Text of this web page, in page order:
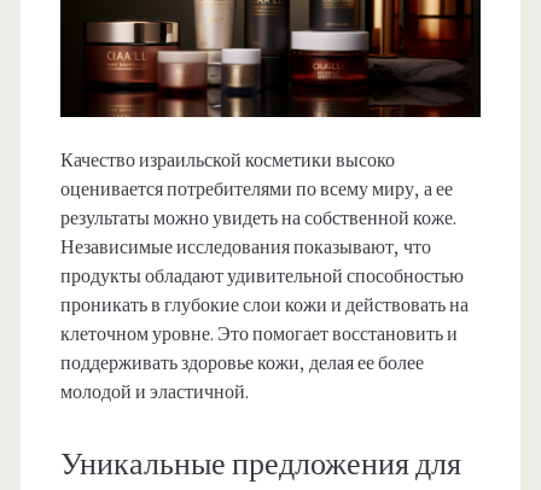
Качество израильской косметики высоко
оценивается потребителями по всему миру, а ее
результаты можно увидеть на собственной коже.
Независимые исследования показывают, что
продукты обладают удивительной способностью
проникать в глубокие слои кожи и действовать на
клеточном уровне. Это помогает восстановить и
поддерживать здоровье кожи, делая ее более
молодой и эластичной.
Уникальные предложения для